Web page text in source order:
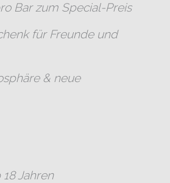
Bar zum Special-Preis
für Freunde und
& neue
Jahren